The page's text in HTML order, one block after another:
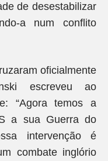
de desestabilizar
a num conflito
oficialmente
escreveu ao
“Agora temos a
a sua Guerra do
intervenção é
combate inglório